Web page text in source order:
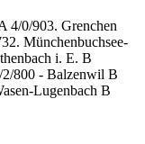
4/0/903. Grenchen
Münchenbuchsee-
i. E. B
2/800 - Balzenwil B
Lugenbach B